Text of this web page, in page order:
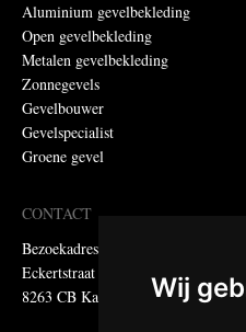
Wij
Aluminium gevelbekleding
Open gevelbekleding
Metalen gevelbekleding
Zonnegevels
Gevelbouwer
Gevelspecialist
Groene gevel
CONTACT
Bezoekadres:
Eckertstraat 75
8263 CB Kampen